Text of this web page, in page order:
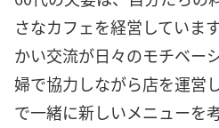
さなカフェを経営していま
かい交流が日々のモチベー
婦で協力しながら店を運営
で一緒に新しいメニューを